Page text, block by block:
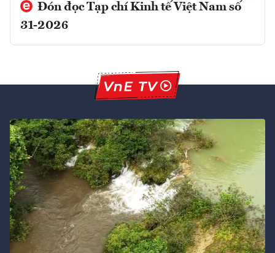
Đón đọc Tạp chí Kinh tế Việt Nam số
31-2026